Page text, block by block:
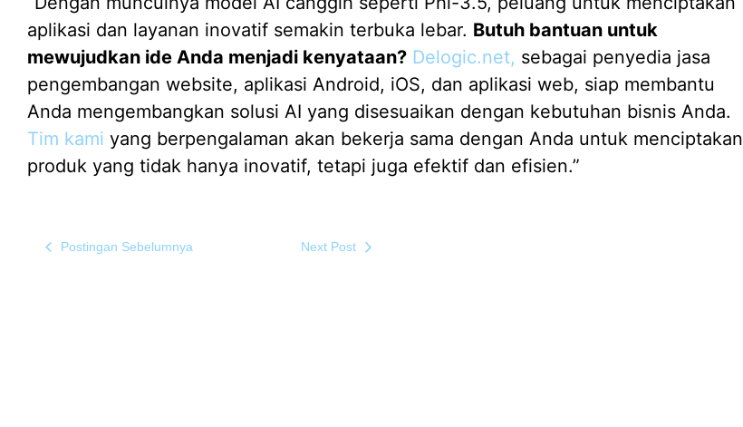
aplikasi dan layanan inovatif semakin terbuka lebar. Butuh bantuan untuk
mewujudkan ide Anda menjadi kenyataan? Delogic.net, sebagai penyedia jasa
pengembangan website, aplikasi Android, iOS, dan aplikasi web, siap membantu
Anda mengembangkan solusi AI yang disesuaikan dengan kebutuhan bisnis Anda.
Tim kami yang berpengalaman akan bekerja sama dengan Anda untuk menciptakan
produk yang tidak hanya inovatif, tetapi juga efektif dan efisien.”
Postingan Sebelumnya Next Post